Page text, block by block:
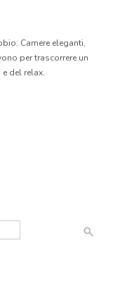
Camere eleganti,
per trascorrere un
del relax.